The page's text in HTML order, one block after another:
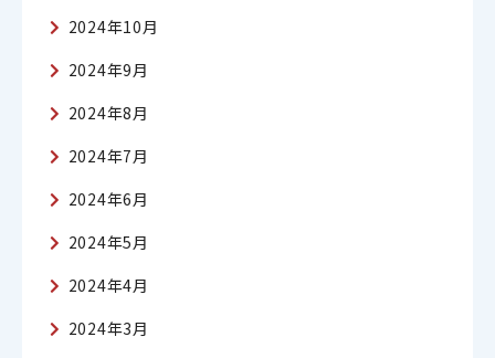
2024年10月
2024年9月
2024年8月
2024年7月
2024年6月
2024年5月
2024年4月
2024年3月